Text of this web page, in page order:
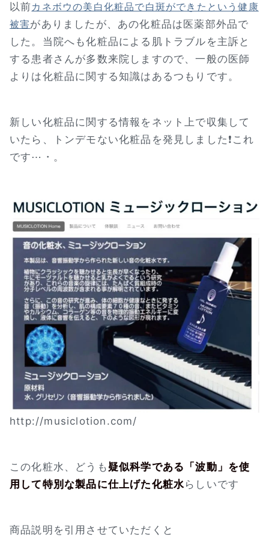
以前カネボウの美白化粧品で白斑ができたという健康
被害がありましたが、あの化粧品は医薬部外品で
した。当院へも化粧品による肌トラブルを主訴と
する患者さんが多数来院しますので、一般の医師
よりは化粧品に関する知識はあるつもりです。
新しい化粧品に関する情報をネット上で収集して
いたら、トンデモない化粧品を発見しました❗これ
です⋯・。
http://musiclotion.com/
この化粧水、どうも疑似科学である「波動」を使
用して特別な製品に仕上げた化粧水 らしいです
商品説明を引用させていただくと